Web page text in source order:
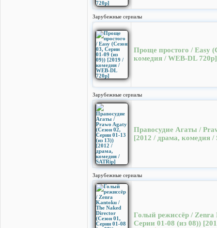
Зарубежные сериалы
Проще простого / Easy
комедия / WEB-DL 720p]
Зарубежные сериалы
Правосудие Агаты /
[2012 / драма, комедия /
Зарубежные сериалы
Голый режиссёр / Zenra
Серии 01-08 (из 08))